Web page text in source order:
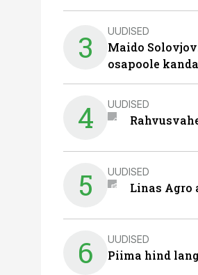
3 UUDISED
Maido
osapoole
4 UUDISED
5 UUDISED
Linas
6 UUDISED
Piima hind